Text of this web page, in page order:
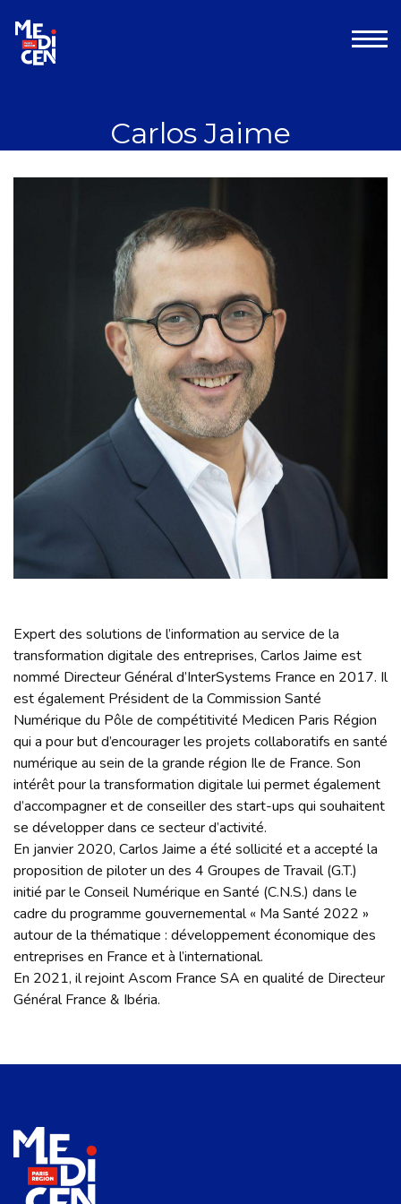
Carlos Jaime
Expert des solutions de l’information au service de la
transformation digitale des entreprises, Carlos Jaime est
nommé Directeur Général d’InterSystems France en 2017. Il
est également Président de la Commission Santé
Numérique du Pôle de compétitivité Medicen Paris Région
qui a pour but d’encourager les projets collaboratifs en santé
numérique au sein de la grande région Ile de France. Son
intérêt pour la transformation digitale lui permet également
d’accompagner et de conseiller des start-ups qui souhaitent
se développer dans ce secteur d’activité.
En janvier 2020, Carlos Jaime a été sollicité et a accepté la
proposition de piloter un des 4 Groupes de Travail (G.T.)
initié par le Conseil Numérique en Santé (C.N.S.) dans le
cadre du programme gouvernemental « Ma Santé 2022 »
autour de la thématique : développement économique des
entreprises en France et à l’international.
En 2021, il rejoint Ascom France SA en qualité de Directeur
Général France & Ibéria.